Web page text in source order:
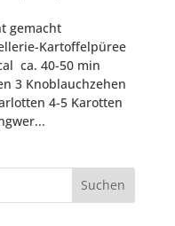
gemacht
Kartoffelpüree
ca. 40-50 min
3 Knoblauchzehen
4-5 Karotten
Suchen